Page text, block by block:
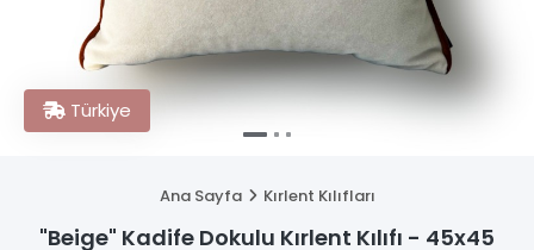
Türkiye
Ana Sayfa Kırlent Kılıfları
"Beige" Kadife Dokulu Kırlent Kılıfı - 45x45